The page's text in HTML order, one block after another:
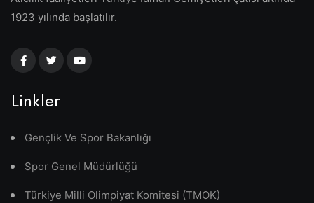
1923 yılında başlatılır.
Linkler
Gençlik Ve Spor Bakanlığı
Spor Genel Müdürlüğü
Türkiye Milli Olimpiyat Komitesi (TMOK)